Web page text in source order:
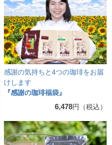
感謝の気持ちと4つの珈琲をお届
けします
『感謝の珈琲福袋』
6,478円（税込）